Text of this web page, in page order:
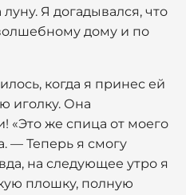
Я догадывался, что
дому и по
когда я принес ей
иголку. Она
«Это же спица от моего
— Теперь я смогу
на следующее утро я
плошку, полную